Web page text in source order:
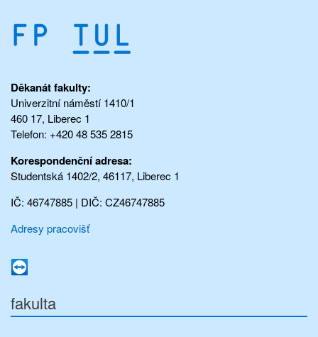
Děkanát fakulty:
Univerzitní náměstí 1410/1
460 17, Liberec 1
Telefon: +420 48 535 2815
Korespondenční adresa:
Studentská 1402/2, 46117, Liberec 1
IČ: 46747885 | DIČ: CZ46747885
Adresy pracovišť
fakulta